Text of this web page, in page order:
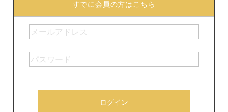
すでに会員の方はこちら